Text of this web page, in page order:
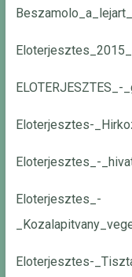
Eloterjesztes-
Eloterjesztes_-
Eloterjesztes_-
Eloterjesztes-